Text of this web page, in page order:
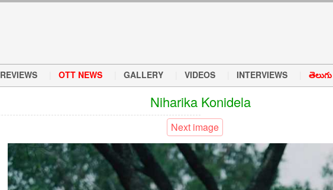
REVIEWS OTT NEWS GALLERY VIDEOS INTERVIEWS
Niharika Konidela
Next image